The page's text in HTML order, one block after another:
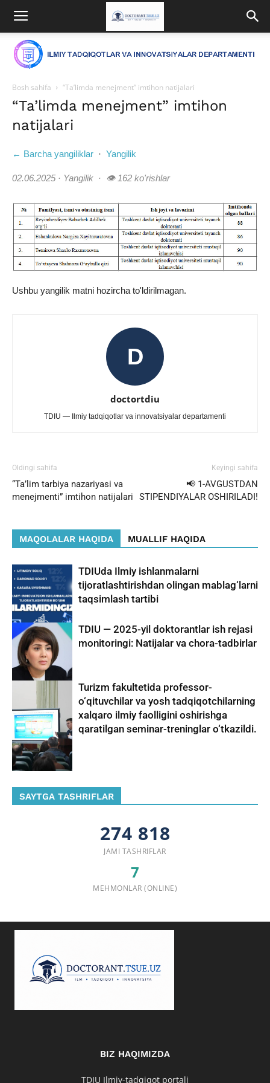
Bosh sahifa “Ta’limda menejment” imtihon natijalari
“Ta’limda menejment” imtihon
natijalari
← Barcha yangiliklar · Yangilik
02.06.2025 · Yangilik · 👁 162 ko'rishlar
Ushbu yangilik matni hozircha to'ldirilmagan.
D
doctortdiu
TDIU — Ilmiy tadqiqotlar va innovatsiyalar departamenti
Oldingi sahifa
“Ta’lim tarbiya nazariyasi va
menejmenti” imtihon natijalari
Keyingi sahifa
📢 1-AVGUSTDAN
STIPENDIYALAR OSHIRILADI!
MAQOLALAR HAQIDA MUALLIF HAQIDA
TDIUda Ilmiy ishlanmalarni
tijoratlashtirishdan olingan mablag‘larni
taqsimlash tartibi
TDIU — 2025-yil doktorantlar ish rejasi
monitoringi: Natijalar va chora-tadbirlar
Turizm fakultetida professor-
o‘qituvchilar va yosh tadqiqotchilarning
xalqaro ilmiy faolligini oshirishga
qaratilgan seminar-treninglar o‘tkazildi.
SAYTGA TASHRIFLAR
274 818
JAMI TASHRIFLAR
7
MEHMONLAR (ONLINE)
BIZ HAQIMIZDA
TDIU Ilmiy-tadqiqot portali